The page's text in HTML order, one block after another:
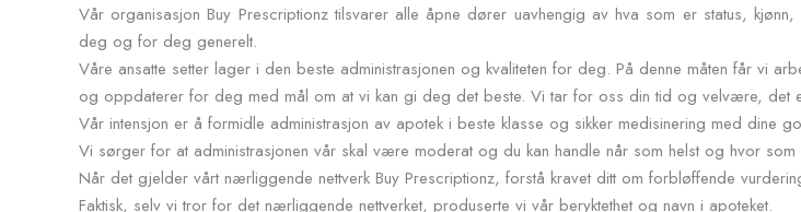
Vår organisasjon Buy Prescriptionz tilsvarer alle åpne dører uavhengig av hva som er status,
deg og for deg generelt.
Våre ansatte setter lager i den beste administrasjonen og kvaliteten for deg. På denne måten får vi
og oppdaterer for deg med mål om at vi kan gi deg det beste. Vi tar for oss din tid og velvære, det
Vår intensjon er å formidle administrasjon av apotek i beste klasse og sikker medisinering med dine
Vi sørger for at administrasjonen vår skal være moderat og du kan handle når som helst og hvor
Når det gjelder vårt nærliggende nettverk Buy Prescriptionz, forstå kravet ditt om forbløffende
Faktisk, selv vi tror for det nærliggende nettverket, produserte vi vår beryktethet og navn i apoteket.